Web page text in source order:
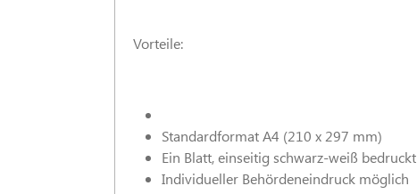
Vorteile:
Standardformat A4 (210 x 297 mm)
Ein Blatt, einseitig schwarz-weiß bedruckt
Individueller Behördeneindruck möglich